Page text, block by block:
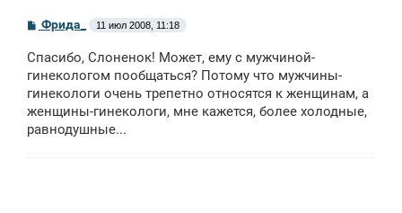
С
б
щ
н
и
Фрида_ 11 июл 2008, 11:18
Спасибо, Слоненок! Может, ему с мужчиной-
гинекологом пообщаться? Потому что мужчины-
гинекологи очень трепетно относятся к женщинам, а
женщины-гинекологи, мне кажется, более холодные,
равнодушные...